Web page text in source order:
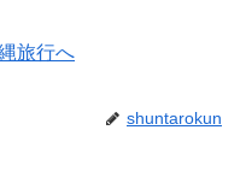
shuntarokun